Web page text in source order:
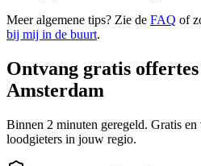
Meer algemene tips? Zie de FAQ of
bij mij in de buurt.
Ontvang gratis
Amsterdam
Binnen 2 minuten geregeld. Gratis
loodgieters in jouw regio.